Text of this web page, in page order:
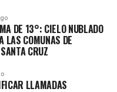
DE 13°: CIELO NUBLADO
LAS COMUNAS DE
CRUZ
LLAMADAS